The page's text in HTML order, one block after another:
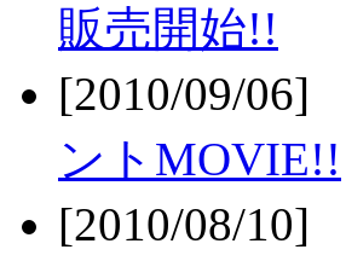
販売開始!!
[2010/09/06]
ントMOVIE!!
[2010/08/10]